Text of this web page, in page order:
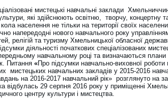
мистецькі навчальні заклади
які здійснюють освітню, творчу, концертну
населення не тільки на території своїх
напередодні нового навчального року
релігій та туризму Хмельницької обласної
діяльності початкових спеціалізованих
навчальному році та визначаються плани
Питання «Про підсумки навчально-виховної роботи
мистецьких навчальних закладів у 2015-2016
на 2016-2017 навчальний рік» розглянуто на
відбулась 29 серпня 2016 року у приміщенні
центру культури і мистецтва.